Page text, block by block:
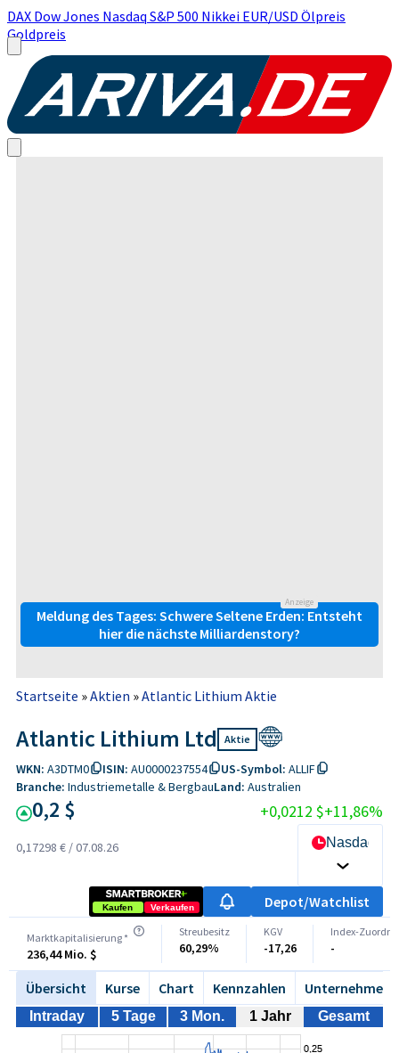
DAX Dow Jones Nasdaq S&P 500 Nikkei EUR/USD Ölpreis
Goldpreis
Anzeige
Meldung des Tages: Schwere Seltene Erden: Entsteht
hier die nächste Milliardenstory?
Startseite »Aktien »Atlantic Lithium Aktie
Atlantic Lithium Ltd Aktie
WKN: A3DTM0 ISIN: AU0000237554 US-Symbol: ALLIF
Branche: Industriemetalle & BergbauLand: Australien
0,2 $ +0,0212 $+11,86%
0,17298 € /07.08.26 Nasdaq
Kaufen Verkaufen Depot/Watchlist
Marktkapitalisierung *
236,44 Mio. $
Streubesitz
60,29%
KGV
-17,26
Index-
-
Übersicht Kurse Chart Kennzahlen Unternehmen
Intraday 5 Tage 3 Mon. 1 Jahr Gesamt